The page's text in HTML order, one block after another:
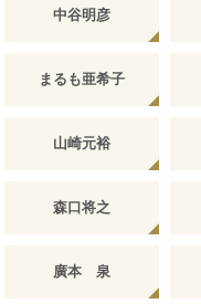
中谷明彦
まるも亜希子
山崎元裕
森口将之
廣本 泉